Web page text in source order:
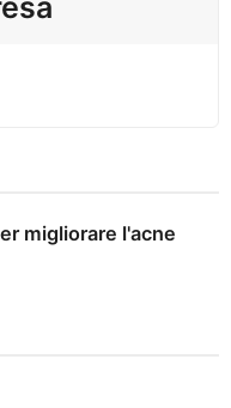
migliorare l'acne